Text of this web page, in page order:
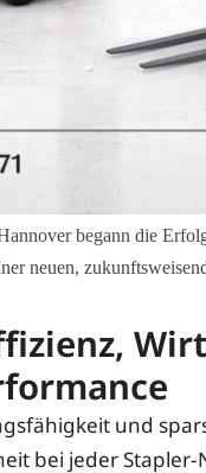
begann die
neuen,
und
bei jeder